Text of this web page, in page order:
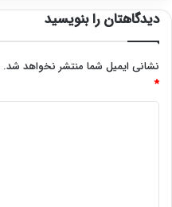
دیدگاهتان را بنویسید
نشانی ایمیل شما منتشر نخواهد شد.
*